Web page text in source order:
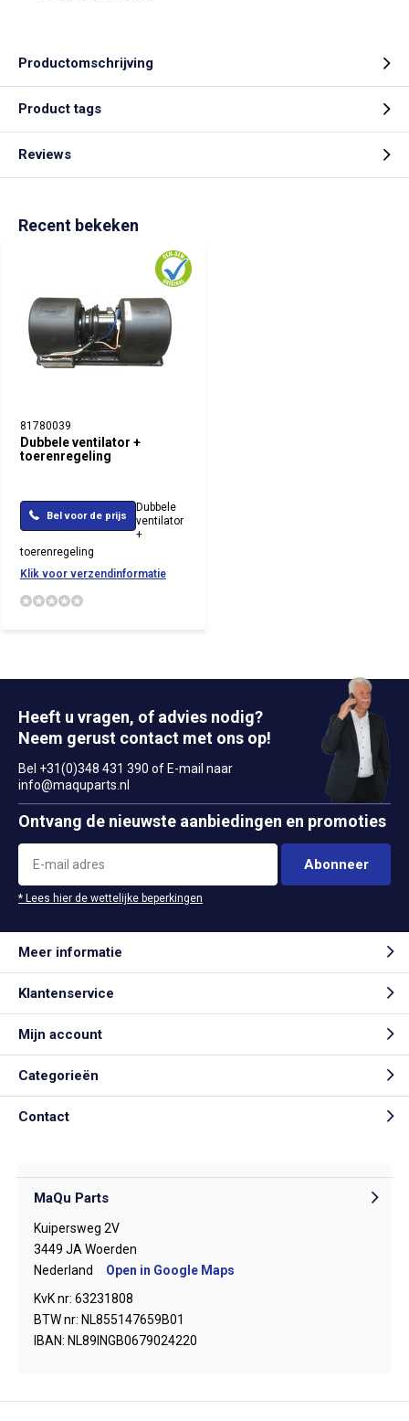
Productomschrijving
Product tags
Reviews
Recent bekeken
81780039
Dubbele ventilator +
toerenregeling
Bel voor de prijs
Dubbele
ventilator
+
toerenregeling
Klik voor verzendinformatie
Heeft u vragen, of advies nodig?
Neem gerust contact met ons op!
Bel +31(0)348 431 390 of E-mail naar
info@maquparts.nl
Ontvang de nieuwste aanbiedingen en promoties
Abonneer
* Lees hier de wettelijke beperkingen
Meer informatie
Klantenservice
Mijn account
Categorieën
Contact
MaQu Parts
Kuipersweg 2V
3449 JA Woerden
Nederland
Open in Google Maps
KvK nr: 63231808
BTW nr: NL855147659B01
IBAN: NL89INGB0679024220